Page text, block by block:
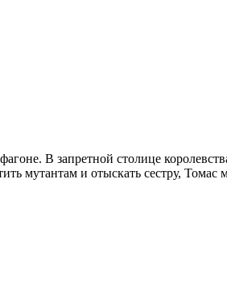
В запретной столице
мутантам и отыскать сестру, Томас